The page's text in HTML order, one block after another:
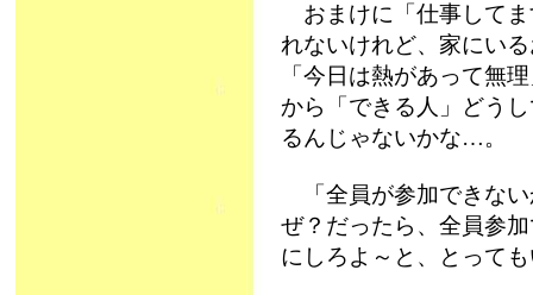
おまけに「仕事して
れないけれど、家にい
「今日は熱があって無
から「できる人」どう
るんじゃないかな…。
「全員が参加できな
ぜ？だったら、全員参
にしろよ～と、とって